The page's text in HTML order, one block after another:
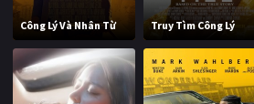
Công Lý Và Nhân Từ Truy Tìm Công Lý